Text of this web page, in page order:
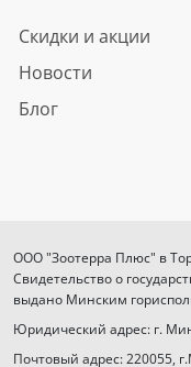
Скидки и акции
Новости
Блог
ООО "Зоотерра Плюс" в
Свидетельство о
выдано Минским
Юридический адрес: г.
Почтовый адрес: 220055,